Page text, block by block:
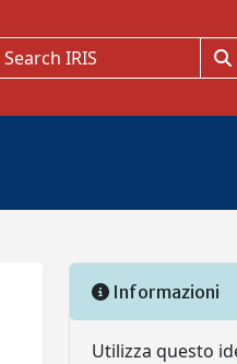
Informazioni
Utilizza questo